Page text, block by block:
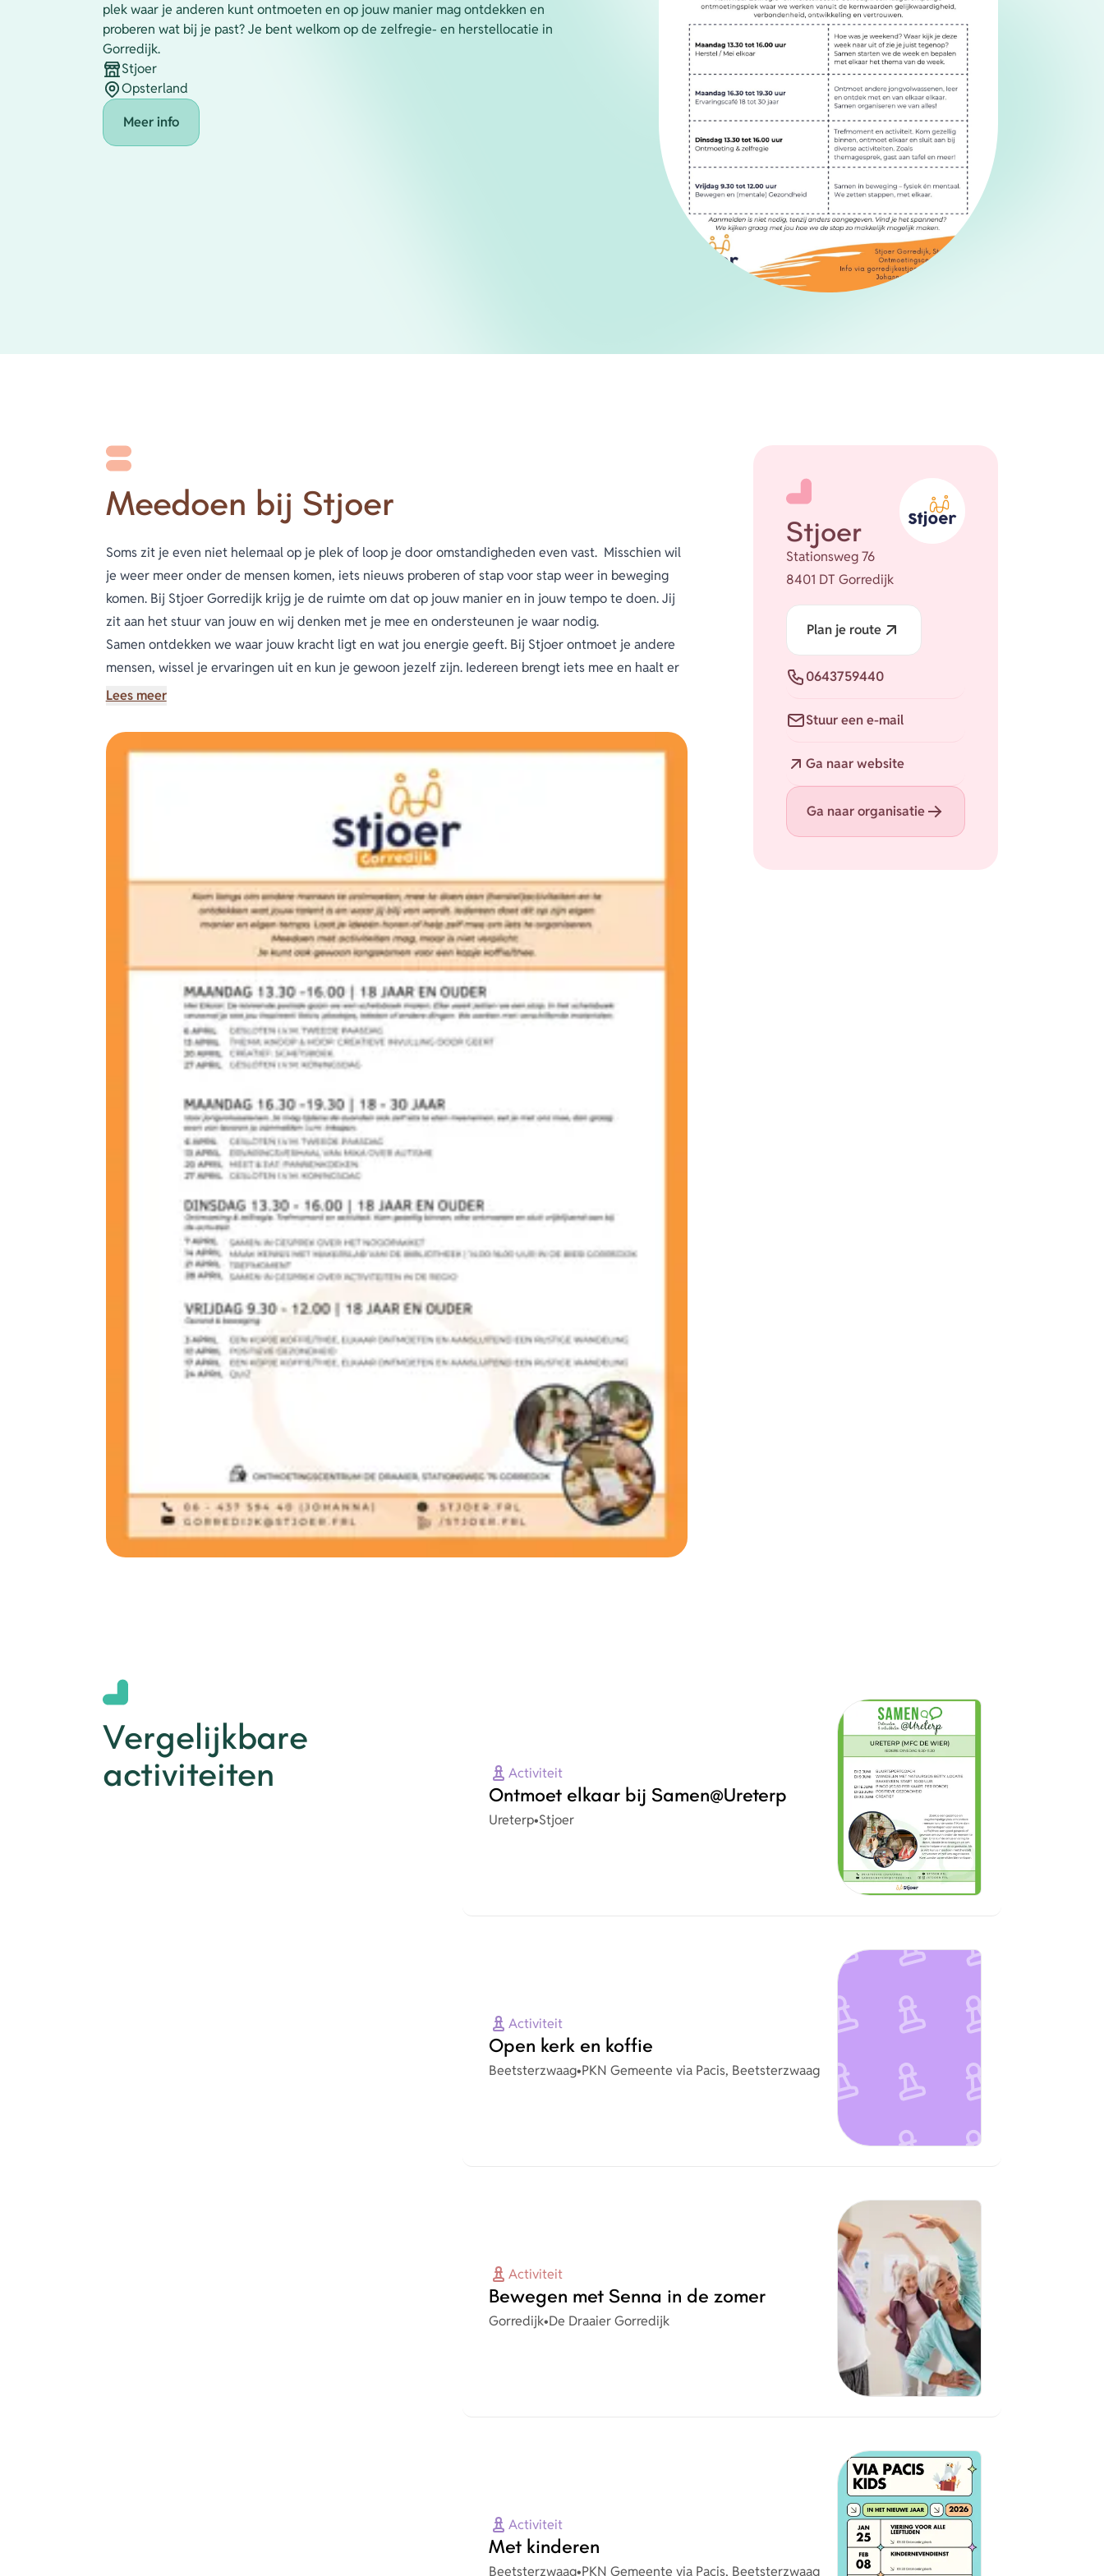
plek waar je anderen kunt ontmoeten en op jouw manier mag ontdekken en
proberen wat bij je past? Je bent welkom op de zelfregie- en herstellocatie in
Gorredijk.
Organisatie
Stjoer
PlaatsOpsterland
Meer info
Meedoen bij Stjoer
Soms zit je even niet helemaal op je plek of loop je door omstandigheden even vast. Misschien wil
je weer meer onder de mensen komen, iets nieuws proberen of stap voor stap weer in beweging
komen. Bij Stjoer Gorredijk krijg je de ruimte om dat op jouw manier en in jouw tempo te doen. Jij
zit aan het stuur van jouw en wij denken met je mee en ondersteunen je waar nodig.
Samen ontdekken we waar jouw kracht ligt en wat jou energie geeft. Bij Stjoer ontmoet je andere
mensen, wissel je ervaringen uit en kun je gewoon jezelf zijn. Iedereen brengt iets mee en haalt er
ook iets uit: een goed gesprek, nieuwe ideeën of gewoon een fijne middag samen. We doen het
Goed om te weten: je hebt geen indicatie nodig en er zijn geen wachtlijsten.
Kijk voor meer informatie of voor de activiteiten op www.stjoer.frl of mail naar gorredijk@stjoer.frl
Ben je benieuwd? Kom gerust eens langs om de sfeer te proeven. Je hoeft je niet aan te melden.
Vooraf eerst even kennismaken kan altijd. Neem gerust contact op met Johanna Anema via 06-
Lees meer
Stjoer
Stationsweg 76
8401 DT Gorredijk
Plan je route
Telefoon
0643759440
E-mail
Stuur een e-mail
Ga naar website
Ga naar organisatie
Vergelijkbare
activiteiten
Activiteit
Ontmoet elkaar bij Samen@Ureterp
Plaats
Ureterp•Organisatie
Stjoer
Activiteit
Open kerk en koffie
Plaats
Beetsterzwaag•Organisatie
PKN Gemeente via Pacis, Beetsterzwaag
Activiteit
Bewegen met Senna in de zomer
Plaats
Gorredijk•Organisatie
De Draaier Gorredijk
Activiteit
Met kinderen
Plaats
Beetsterzwaag•Organisatie
PKN Gemeente via Pacis, Beetsterzwaag